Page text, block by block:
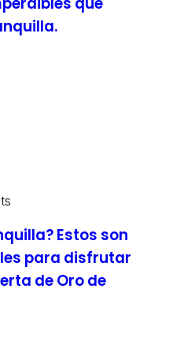
Estos son
para disfrutar
de Oro de